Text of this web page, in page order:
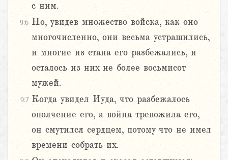
с ним.
9:6 Но, увидев множество войска, как оно
многочисленно, они весьма устрашились,
и многие из стана его разбежались, и
осталось из них не более восьмисот
мужей.
9:7 Когда увидел Иуда, что разбежалось
ополчение его, а война тревожила его,
он смутился сердцем, потому что не имел
времени собрать их.